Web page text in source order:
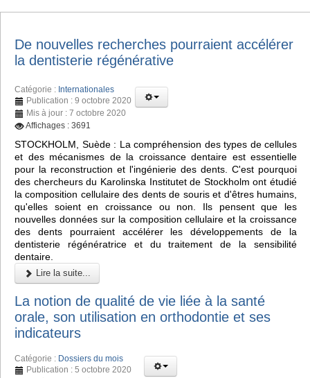
De nouvelles recherches pourraient accélérer
la dentisterie régénérative
Catégorie : Internationales
Publication : 9 octobre 2020
Mis à jour : 7 octobre 2020
Affichages : 3691
STOCKHOLM, Suède : La compréhension des types de cellules
et des mécanismes de la croissance dentaire est essentielle
pour la reconstruction et l'ingénierie des dents. C'est pourquoi
des chercheurs du Karolinska Institutet de Stockholm ont étudié
la composition cellulaire des dents de souris et d'êtres humains,
qu'elles soient en croissance ou non. Ils pensent que les
nouvelles données sur la composition cellulaire et la croissance
des dents pourraient accélérer les développements de la
dentisterie régénératrice et du traitement de la sensibilité
dentaire.
Lire la suite...
La notion de qualité de vie liée à la santé
orale, son utilisation en orthodontie et ses
indicateurs
Catégorie : Dossiers du mois
Publication : 5 octobre 2020